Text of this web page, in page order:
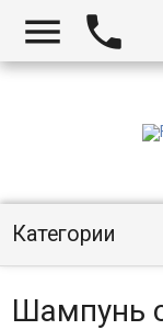
Категории
Шампунь